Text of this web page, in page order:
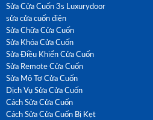
Sửa Cửa Cuốn 3s Luxurydoor
sửa cửa cuốn điện
Sửa Chữa Cửa Cuốn
Sửa Khóa Cửa Cuốn
Sửa Điều Khiển Cửa Cuốn
Sửa Remote Cửa Cuốn
Sửa Mô Tơ Cửa Cuốn
Dịch Vụ Sửa Cửa Cuốn
Cách Sửa Cửa Cuốn
Cách Sửa Cửa Cuốn Bị Kẹt